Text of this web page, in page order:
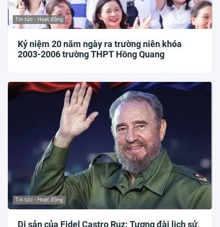
Tin tức - Hoạt động
Kỷ niệm 20 năm ngày ra trường niên khóa
2003-2006 trường THPT Hồng Quang
Tin tức - Hoạt động
Di sản của Fidel Castro Ruz: Tượng đài lịch sử,